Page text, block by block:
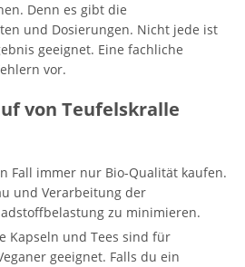
Denn es gibt die
und Dosierungen. Nicht jede ist
geeignet. Eine fachliche
vor.
von Teufelskralle
Fall immer nur Bio-Qualität kaufen.
und Verarbeitung der
zu minimieren.
Kapseln und Tees sind für
geeignet. Falls du ein